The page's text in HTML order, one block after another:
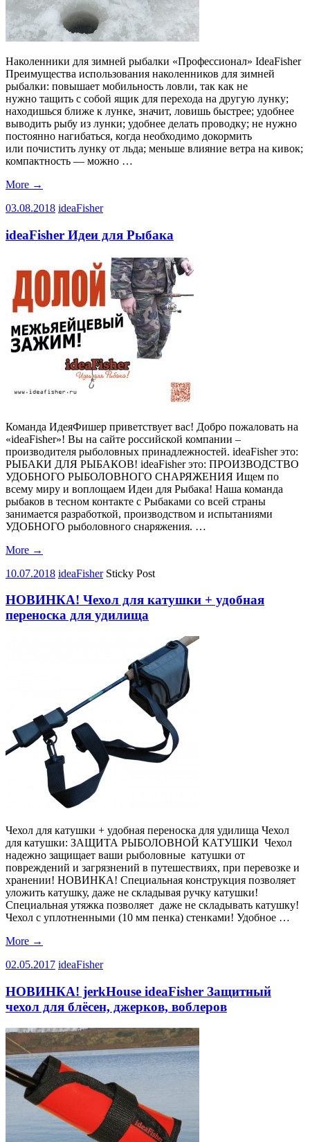
Наколенники для зимней рыбалки «Профессионал» IdeaFisher
Преимущества использования наколенников для зимней
рыбалки: повышает мобильность ловли, так как не
нужно тащить с собой ящик для перехода на другую лунку;
находишься ближе к лунке, значит, ловишь быстрее; удобнее
выводить рыбу из лунки; удобнее делать проводку; не нужно
постоянно нагибаться, когда необходимо докормить
или почистить лунку от льда; меньше влияние ветра на кивок;
компактность — можно …
More →
03.08.2018 ideaFisher
ideaFisher Идеи для Рыбака
Команда ИдеяФишер приветствует вас! Добро пожаловать на
«ideaFisher»! Вы на сайте российской компании –
производителя рыболовных принадлежностей. ideaFisher это:
РЫБАКИ ДЛЯ РЫБАКОВ! ideaFisher это: ПРОИЗВОДСТВО
УДОБНОГО РЫБОЛОВНОГО СНАРЯЖЕНИЯ Ищем по
всему миру и воплощаем Идеи для Рыбака! Наша команда
рыбаков в тесном контакте с Рыбаками со всей страны
занимается разработкой, производством и испытаниями
УДОБНОГО рыболовного снаряжения. …
More →
10.07.2018 ideaFisher Sticky Post
НОВИНКА! Чехол для катушки + удобная
переноска для удилища
Чехол для катушки + удобная переноска для удилища Чехол
для катушки: ЗАЩИТА РЫБОЛОВНОЙ КАТУШКИ Чехол
надежно защищает ваши рыболовные катушки от
повреждений и загрязнений в путешествиях, при перевозке и
хранении! НОВИНКА! Специальная конструкция позволяет
уложить катушку, даже не складывая ручку катушки!
Специальная утяжка позволяет даже не складывать катушку!
Чехол с уплотненными (10 мм пенка) стенками! Удобное …
More →
02.05.2017 ideaFisher
НОВИНКА! jerkHouse ideaFisher Защитный
чехол для блёсен, джерков, воблеров